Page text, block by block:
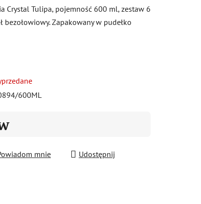
Crystal Tulipa, pojemność 600 ml, zestaw 6
bezołowiowy. Zapakowany w pudełko
600ML
mnie Udostępnij